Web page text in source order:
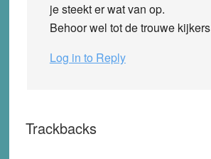
je steekt er wat van op.
Behoor wel tot de trouwe
Log in to Reply
Trackbacks